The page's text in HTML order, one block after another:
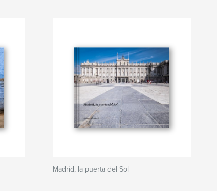
Madrid, la puerta del Sol